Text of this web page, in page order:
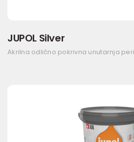
JUPOL Silver
Akrilna odlično pokrivna unutarnja